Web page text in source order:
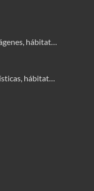
hábitat…
hábitat…